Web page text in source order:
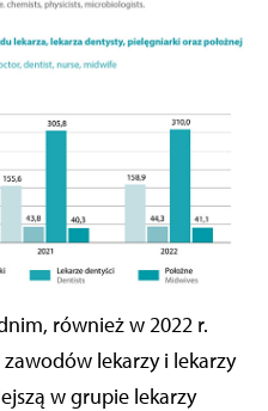
również w 2022 r.
lekarzy i lekarzy
w grupie lekarzy